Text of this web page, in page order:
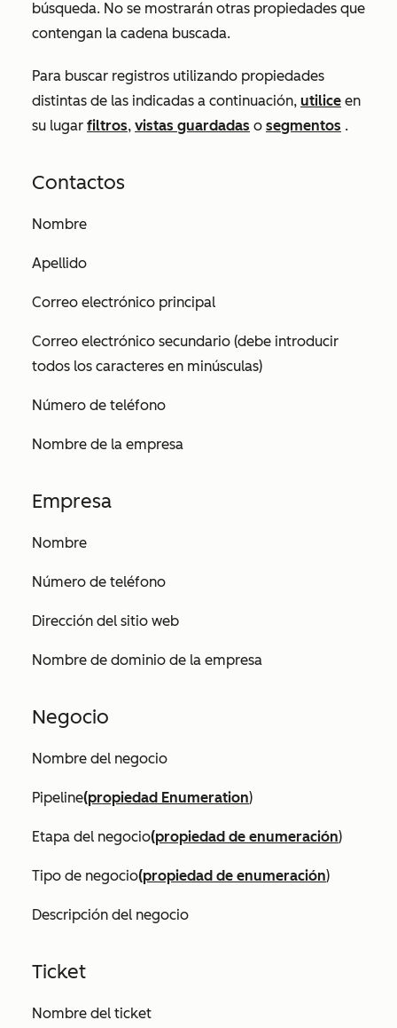
búsqueda. No se mostrarán otras propiedades que
contengan la cadena buscada.
Para buscar registros utilizando propiedades
distintas de las indicadas a continuación, utilice en
su lugar filtros, vistas guardadas o segmentos .
Contactos
Nombre
Apellido
Correo electrónico principal
Correo electrónico secundario (debe introducir
todos los caracteres en minúsculas)
Número de teléfono
Nombre de la empresa
Empresa
Nombre
Número de teléfono
Dirección del sitio web
Nombre de dominio de la empresa
Negocio
Nombre del negocio
Pipeline(propiedad Enumeration)
Etapa del negocio(propiedad de enumeración)
Tipo de negocio(propiedad de enumeración)
Descripción del negocio
Ticket
Nombre del ticket